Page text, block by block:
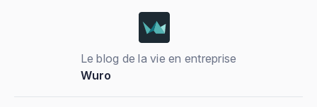
Le blog de la vie en entreprise
Wuro